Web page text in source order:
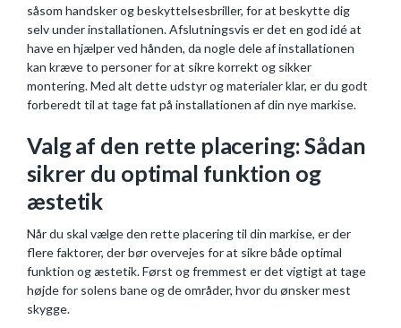
såsom handsker og beskyttelsesbriller, for at beskytte dig
selv under installationen. Afslutningsvis er det en god idé at
have en hjælper ved hånden, da nogle dele af installationen
kan kræve to personer for at sikre korrekt og sikker
montering. Med alt dette udstyr og materialer klar, er du godt
forberedt til at tage fat på installationen af din nye markise.
Valg af den rette placering: Sådan
sikrer du optimal funktion og
æstetik
Når du skal vælge den rette placering til din markise, er der
flere faktorer, der bør overvejes for at sikre både optimal
funktion og æstetik. Først og fremmest er det vigtigt at tage
højde for solens bane og de områder, hvor du ønsker mest
skygge.